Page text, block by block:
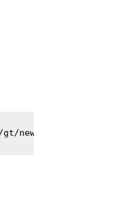
newyork/'></iframe>